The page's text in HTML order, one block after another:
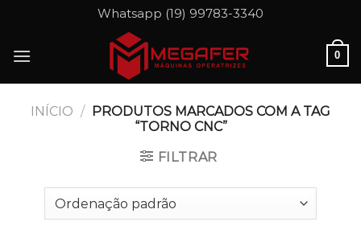
content
Whatsapp (19) 99783-3340
0
INÍCIO / PRODUTOS MARCADOS COM A TAG
“TORNO CNC”
FILTRAR